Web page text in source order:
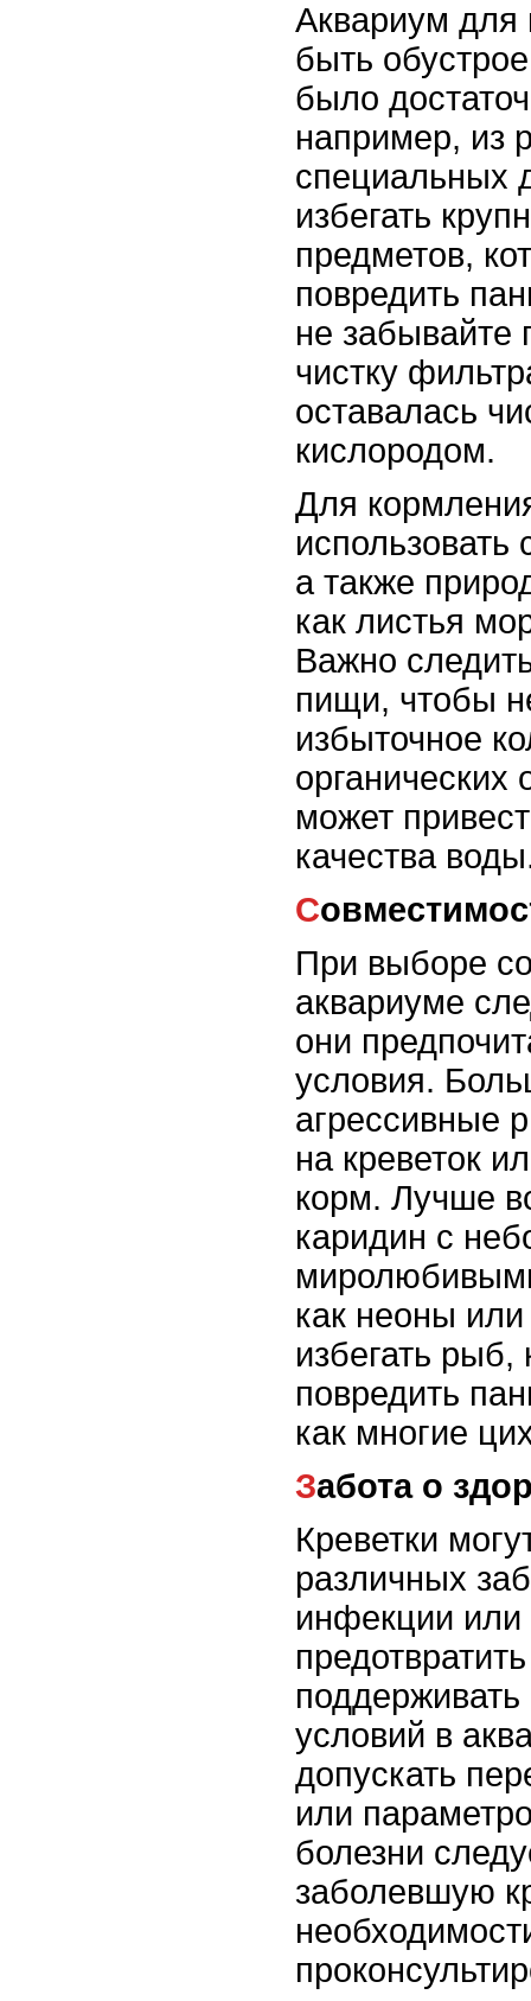
Аквариум для
быть
было
например, из
специальных
избегать
предметов,
повредить
не забывайте
чистку
оставалась
кислородом.
Для
а также
как листья
Важно
пищи, чтобы
избыточное
органических
может
качества
При выборе
аквариуме
они
условия.
агрессивные
на креветок
корм. Лучше
каридин с
как неоны или
избегать рыб,
повредить
как многие
Забота о
Креветки
различных
инфекции
поддерживать
условий в
допускать
или
болезни
заболевшую